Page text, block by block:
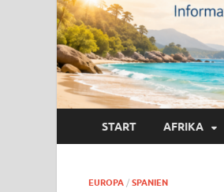
START AFRIKA
EUROPA / SPANIEN